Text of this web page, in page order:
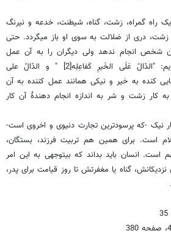
راه گمراه، زشت، گناه، شیطنت، خدعه و نیرنگ
زشت، دری از ضلالت به سوی او باز می­گردد. حتی
انجام ندهد ولی دیگران را به آن عمل
راهنمایی کند. در روایت داریم: "الدّالُ عَلَی الخَیرِ کَفاعِلِه[2] " و الدّالُ علی
کنده به خیر و نیکی همانند عمل کننده به آن
کار زشت و شر به اندازه انجام دهندۀ آن کار
نیک -که پرسودترین تجارت دنیوی و اخروی است-
است. برای همین هم تربیت فرزند، بستگان،
است. انسان باید بداند که بی­توجهی به این امر
گناه یا مغفرتش تا روز قیامت برای پدر،